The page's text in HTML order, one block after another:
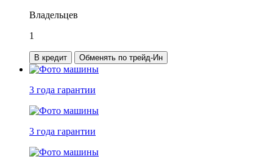
Владельцев
1
В кредит Обменять по трейд-Ин
3 года гарантии
3 года гарантии